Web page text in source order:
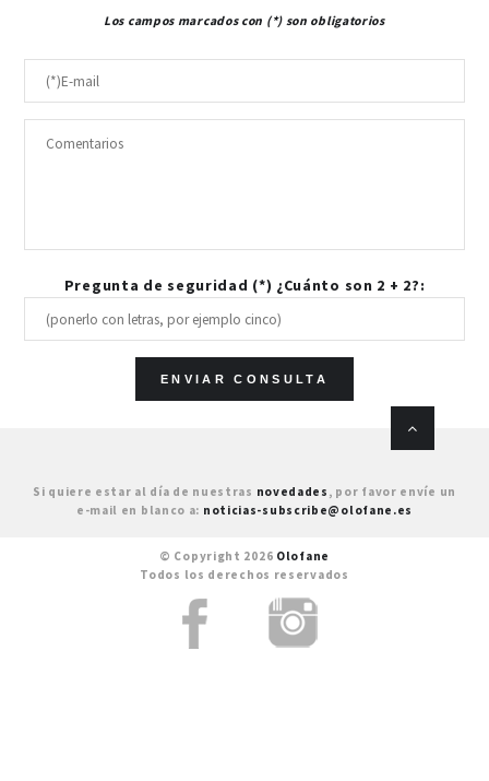
Los campos marcados con (*) son obligatorios
Pregunta de seguridad (*) ¿Cuánto son 2 + 2?:
Si quiere estar al día de nuestras novedades , por favor envíe un
e-mail en blanco a: noticias-subscribe@olofane.es
© Copyright 2026 Olofane
Todos los derechos reservados